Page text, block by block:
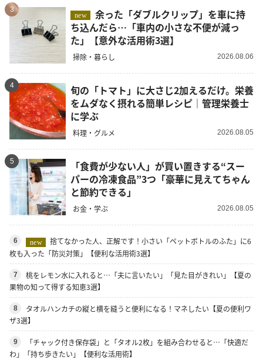
3
new
余った「ダブルクリップ」を車に持
ち込んだら…「車内の小さな不便が減っ
た」【意外な活用術3選】
掃除・暮らし 2026.08.06
4
旬の「トマト」に大さじ2加えるだけ。栄養
をムダなく摂れる簡単レシピ｜管理栄養士
に学ぶ
料理・グルメ 2026.08.05
5
「食費が少ない人」が買い置きする“スー
パーの冷凍食品”3つ「豪華に見えてちゃん
と節約できる」
お金・学ぶ 2026.08.05
6 new
捨てなかった人、正解です！小さい「ペットボトルのふた」に6
枚も入った「防災対策」【便利な活用術3選】
7
桃をレモン水に入れると…「夫に言いたい」「見た目がきれい」【夏の
果物の知って得する知恵3選】
8
タオルハンカチの縦と横を縫うと便利になる！マネしたい【夏の便利ワ
ザ3選】
9
「チャック付き保存袋」と「タオル2枚」を組み合わせると…「快適だ
わ」「持ち歩きたい」【便利な活用術】